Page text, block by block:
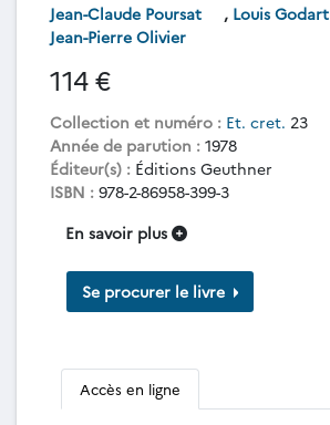
Jean-Claude Poursat , Louis Godart
Jean-Pierre Olivier
114 €
Collection et numéro : Et. cret. 23
Année de parution : 1978
Éditeur(s) : Éditions Geuthner
ISBN : 978-2-86958-399-3
En savoir plus
Se procurer le livre
Accès en ligne